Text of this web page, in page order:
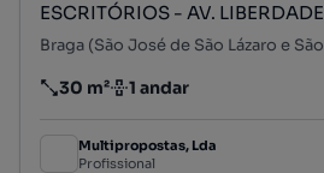
ESCRITÓRIOS - AV. LIBERDADE
Preço por metro quadrado
30 m²
Andar 1 andar
Multipropostas, Lda
Profissional